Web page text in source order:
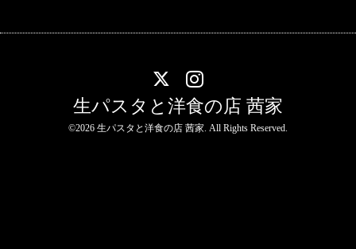
生パスタと洋食の店 茜家
©2026 生パスタと洋食の店 茜家. All Rights Reserved.